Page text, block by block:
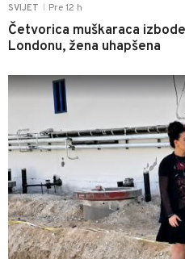
SVIJET Pre 12 h
Četvorica muškaraca
Londonu, žena uhapšena